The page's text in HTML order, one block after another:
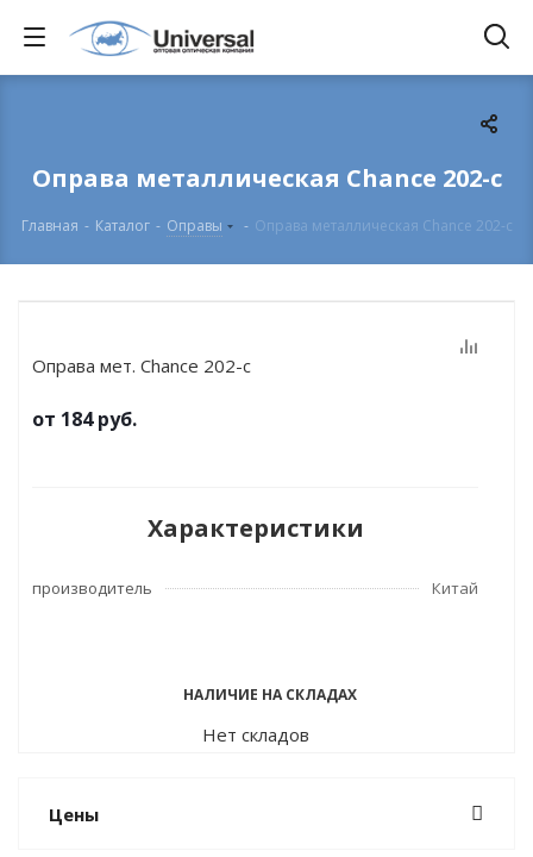
Оправа металлическая Chance 202-с
Главная - Каталог - Оправы - Оправа металлическая Chance 202-с
Оправа мет. Chance 202-с
от 184 руб.
Характеристики
производитель Китай
НАЛИЧИЕ НА СКЛАДАХ
Нет складов
Цены